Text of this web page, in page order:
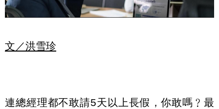
文／洪雪珍
連總經理都不敢請5天以上長假，你敢嗎﹖最